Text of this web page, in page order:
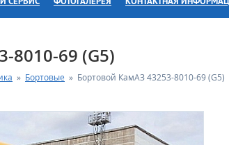
8010-69 (G5)
» Бортовые » Бортовой КамАЗ 43253-8010-69 (G5)